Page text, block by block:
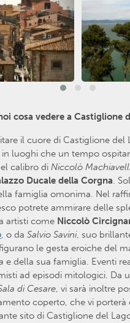
cosa vedere a Castiglione
il cuore di Castiglione del
in luoghi che un tempo
calibro di Niccolò
Ducale della Corgna.
famiglia omonima. Nel
potrete ammirare delle
artisti come Niccolò
, o da Salvio Savini, suo
le gesta eroiche del
e della sua famiglia. Eventi
ad episodi mitologici. Da
di Cesare, vi sarà inoltre
coperto, che vi porterà
sito di Castiglione del